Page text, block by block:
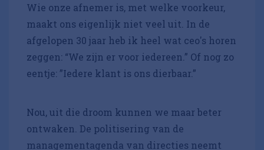
Wie onze afnemer is, met welke voorkeur,
maakt ons eigenlijk niet veel uit. In de
afgelopen 30 jaar heb ik heel wat ceo's horen
zeggen: “We zijn er voor iedereen.” Of nog zo
eentje: ”Iedere klant is ons dierbaar.”
Nou, uit die droom kunnen we maar beter
ontwaken. De politisering van de
managementagenda van directies neemt